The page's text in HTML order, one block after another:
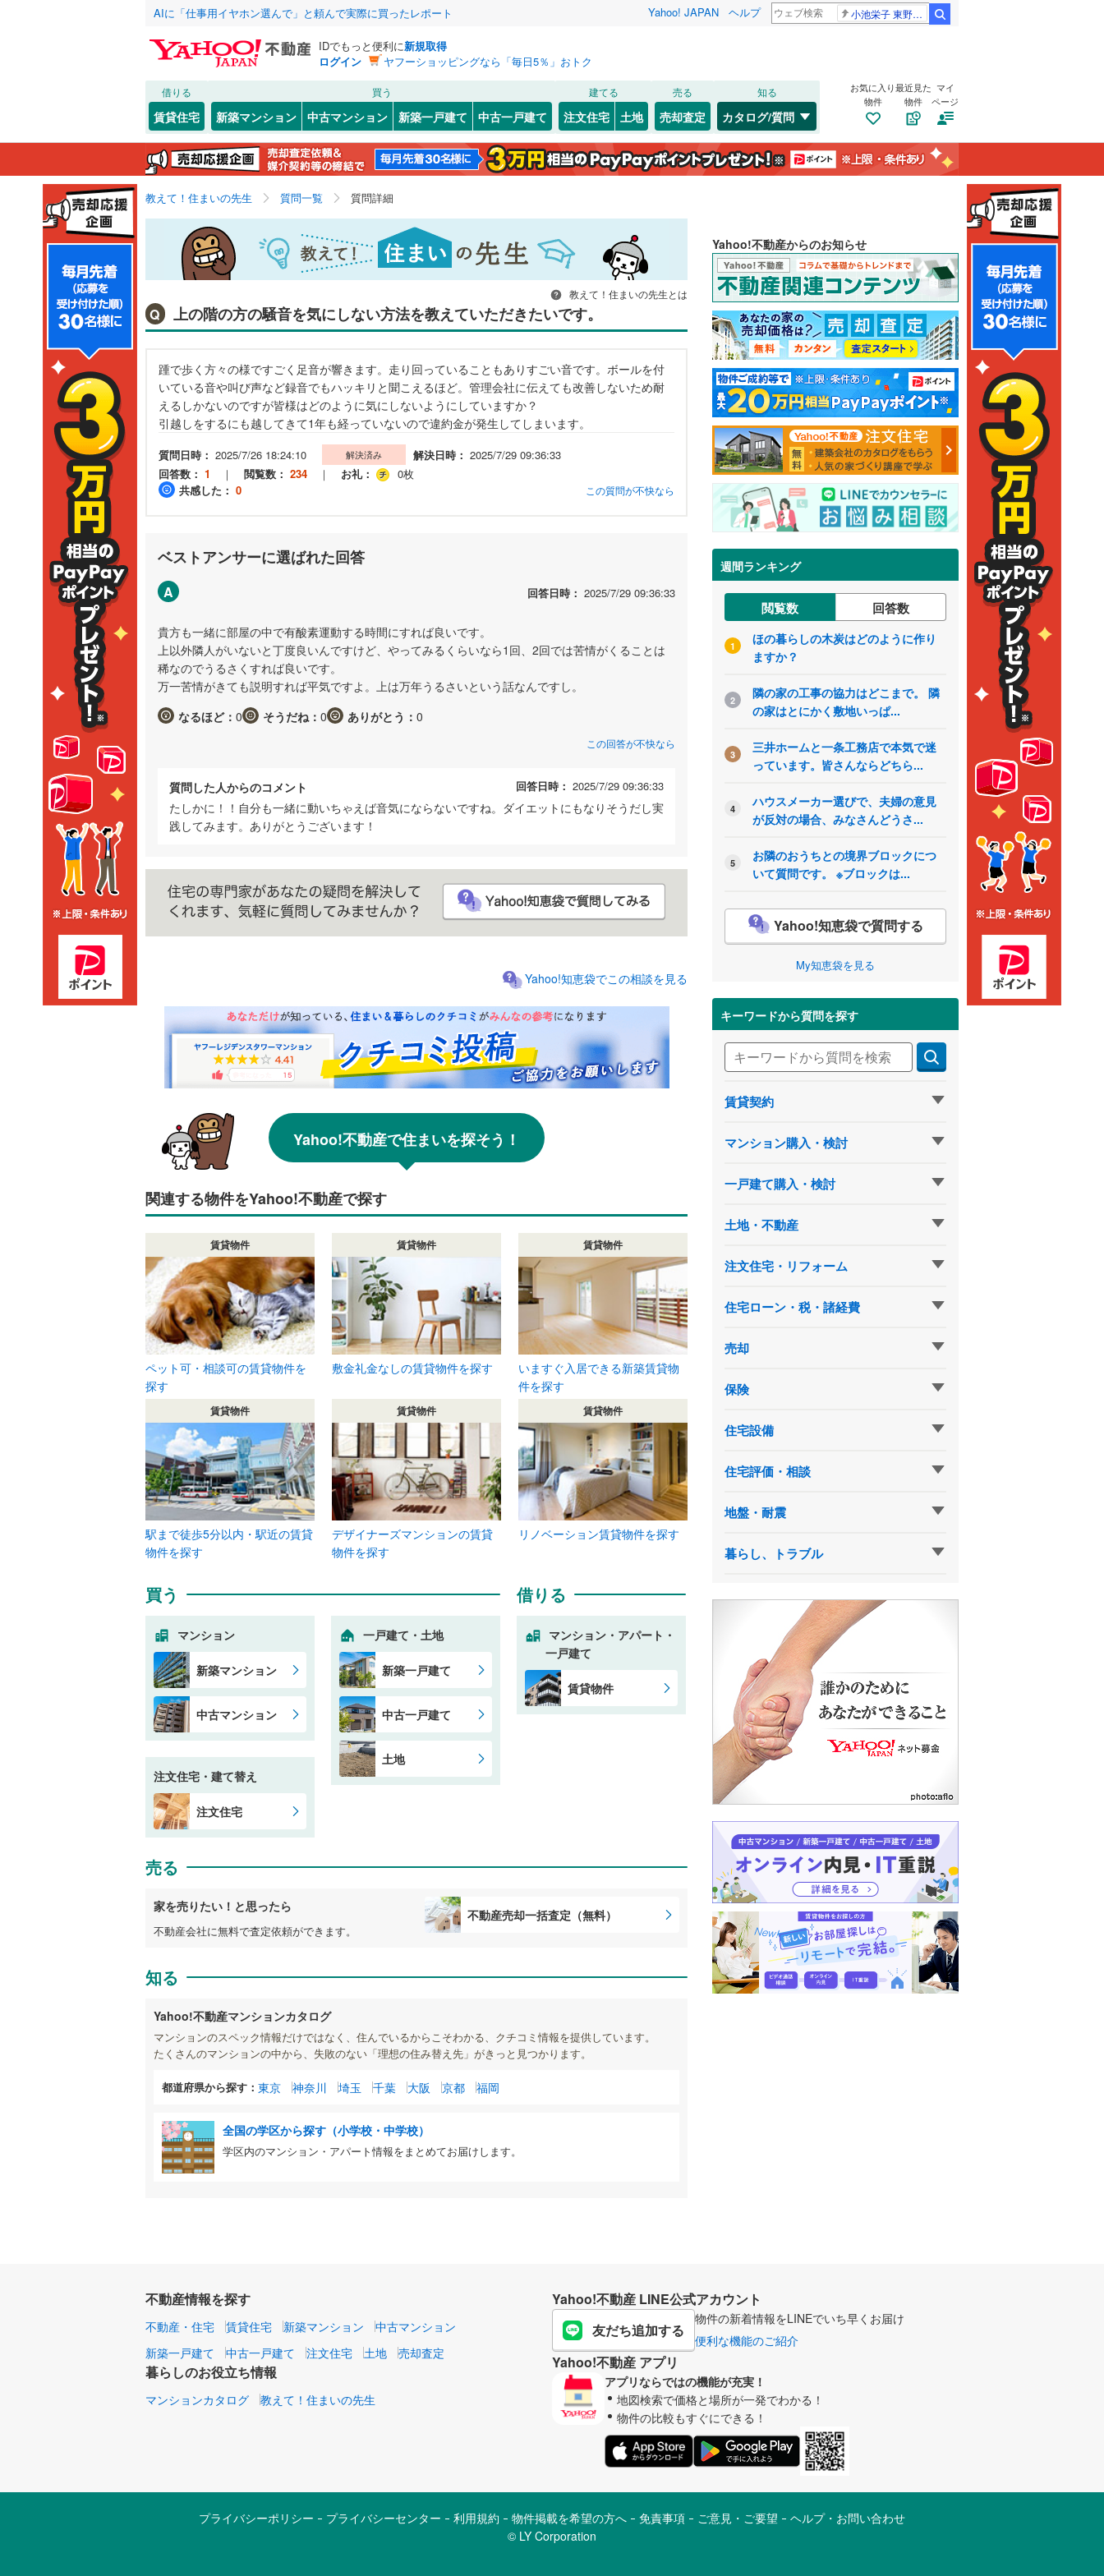
AIに「仕事用イヤホン選んで」と頼んで実際に買ったレポート Yahoo! JAPAN ヘルプ 小池栄子 東野幸治
IDでもっと便利に新規取得
ログイン
ヤフーショッピングなら「毎日5％」おトク
借りる
賃貸住宅
買う
新築マンション 中古マンション 新築一戸建て 中古一戸建て
建てる
注文住宅 土地
売る
売却査定
知る
カタログ/質問
お気に入り
物件
最近見た
物件
マイ
ページ
教えて！住まいの先生 質問一覧 質問詳細
教えて！住まいの先生とは
Q 上の階の方の騒音を気にしない方法を教えていただきたいです。
踵で歩く方々の様ですごく足音が響きます。走り回っていることもありすごい音です。ボールを付
いている音や叫び声など録音でもハッキリと聞こえるほど。管理会社に伝えても改善しないため耐
えるしかないのですが皆様はどのように気にしないようにしていますか？
引越しをするにも越してきて1年も経っていないので違約金が発生してしまいます。
質問日時： 2025/7/26 18:24:10 解決済み 解決日時： 2025/7/29 09:36:33
回答数： 1 ｜ 閲覧数： 234 ｜ お礼：
0枚
共感した： 0 この質問が不快なら
ベストアンサーに選ばれた回答
A 回答日時： 2025/7/29 09:36:33
貴方も一緒に部屋の中で有酸素運動する時間にすれば良いです。
上以外隣人がいないと丁度良いんですけど、やってみるくらいなら1回、2回では苦情がくることは
稀なのでうるさくすれば良いです。
万一苦情がきても説明すれば平気ですよ。上は万年うるさいという話なんですし。
なるほど： 0 そうだね： 0 ありがとう： 0
この回答が不快なら
質問した人からのコメント 回答日時： 2025/7/29 09:36:33
たしかに！！自分も一緒に動いちゃえば音気にならないですね。ダイエットにもなりそうだし実
践してみます。ありがとうございます！
Yahoo!知恵袋でこの相談を見る
Yahoo!不動産で住まいを探そう！
関連する物件をYahoo!不動産で探す
賃貸物件
ペット可・相談可の賃貸物件を
探す
賃貸物件
敷金礼金なしの賃貸物件を探す
賃貸物件
いますぐ入居できる新築賃貸物
件を探す
賃貸物件
駅まで徒歩5分以内・駅近の賃貸
物件を探す
賃貸物件
デザイナーズマンションの賃貸
物件を探す
賃貸物件
リノベーション賃貸物件を探す
買う
マンション
新築マンション
中古マンション
注文住宅・建て替え
注文住宅
一戸建て・土地
新築一戸建て
中古一戸建て
土地
借りる
マンション・アパート・
一戸建て
賃貸物件
売る
家を売りたい！と思ったら
不動産会社に無料で査定依頼ができます。
不動産売却一括査定（無料）
知る
Yahoo!不動産マンションカタログ
マンションのスペック情報だけではなく、住んでいるからこそわかる、クチコミ情報を提供しています。
たくさんのマンションの中から、失敗のない「理想の住み替え先」がきっと見つかります。
都道府県から探す： 東京 神奈川 埼玉 千葉 大阪 京都 福岡
全国の学区から探す（小学校・中学校）
学区内のマンション・アパート情報をまとめてお届けします。
Yahoo!不動産からのお知らせ
週間ランキング
閲覧数 回答数
1
ほの暮らしの木炭はどのように作り
ますか？
2
隣の家の工事の協力はどこまで。 隣
の家はとにかく敷地いっぱ...
3
三井ホームと一条工務店で本気で迷
っています。皆さんならどちら...
4
ハウスメーカー選びで、夫婦の意見
が反対の場合、みなさんどうさ...
5
お隣のおうちとの境界ブロックにつ
いて質問です。 ※ブロックは...
Yahoo!知恵袋で質問する
My知恵袋を見る
キーワードから質問を探す
賃貸契約
マンション購入・検討
一戸建て購入・検討
土地・不動産
注文住宅・リフォーム
住宅ローン・税・諸経費
売却
保険
住宅設備
住宅評価・相談
地盤・耐震
暮らし、トラブル
不動産情報を探す
不動産・住宅 賃貸住宅 新築マンション
中古マンション
新築一戸建て
中古一戸建て 注文住宅 土地 売却査定
暮らしのお役立ち情報
マンションカタログ 教えて！住まいの先生
Yahoo!不動産 LINE公式アカウント
友だち追加する
物件の新着情報をLINEでいち早くお届け
便利な機能のご紹介
Yahoo!不動産 アプリ
アプリならではの機能が充実！
地図検索で価格と場所が一発でわかる！
物件の比較もすぐにできる！
プライバシーポリシー プライバシーセンター 利用規約 物件掲載を希望の方へ 免責事項 ご意見・ご要望
ヘルプ・お問い合わせ
©︎ LY Corporation